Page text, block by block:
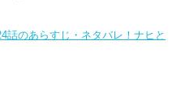
話のあらすじ・ネタバレ！ナヒと